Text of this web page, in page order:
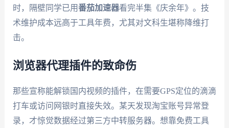
时，隔壁同学已用番茄加速器看完半集《庆余年》。技
术维护成本远高于工具年费，尤其对文科生堪称降维打
击。
浏览器代理插件的致命伤
那些宣称能解锁国内视频的插件，在需要GPS定位的滴滴
打车或访问网银时直接失效。某天发现淘宝账号异常登
录，才惊觉数据经过第三方中转服务器。想靠免费工具